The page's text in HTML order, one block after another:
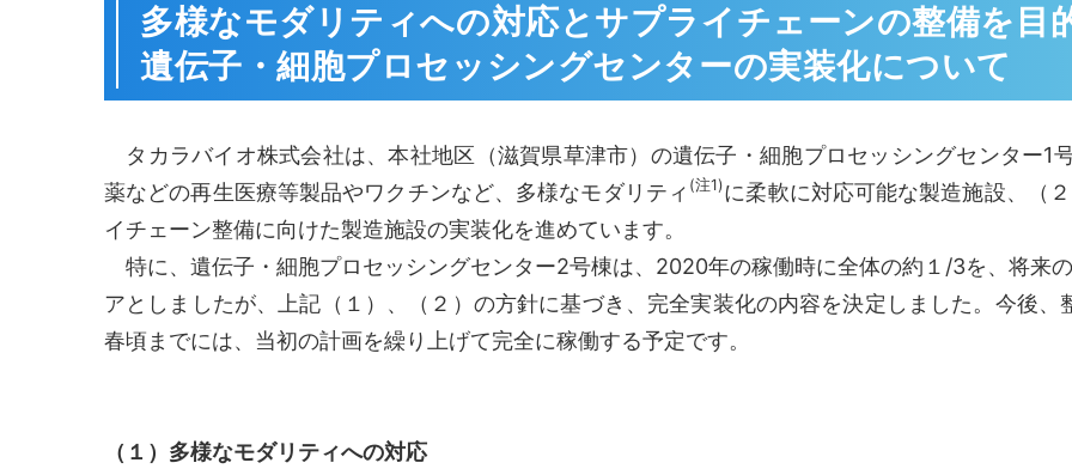
多様なモダリティへの対応とサプライチェーンの整備を目
遺伝子・細胞プロセッシングセンターの実装化について
タカラバイオ株式会社は、本社地区（滋賀県草津市）の遺伝子・細胞プロセッシングセンター1
薬などの再生医療等製品やワクチンなど、多様なモダリティ (注1)に柔軟に対応可能な製造施設、（
イチェーン整備に向けた製造施設の実装化を進めています。
特に、遺伝子・細胞プロセッシングセンター2号棟は、2020年の稼働時に全体の約１/3を、将来
アとしましたが、上記（１）、（２）の方針に基づき、完全実装化の内容を決定しました。今後
春頃までには、当初の計画を繰り上げて完全に稼働する予定です。
（１）多様なモダリティへの対応